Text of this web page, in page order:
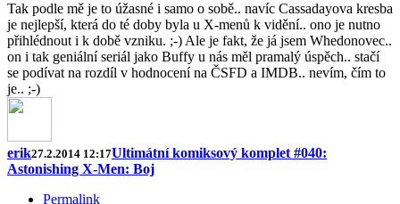
Tak podle mě je to úžasné i samo o sobě.. navíc Cassadayova kresba
je nejlepší, která do té doby byla u X-menů k vidění.. ono je nutno
přihlédnout i k době vzniku. ;-) Ale je fakt, že já jsem Whedonovec..
on i tak geniální seriál jako Buffy u nás měl pramalý úspěch.. stačí
se podívat na rozdíl v hodnocení na ČSFD a IMDB.. nevím, čím to
je.. ;-)
erik27.2.2014 12:17Ultimátní komiksový komplet #040:
Astonishing X-Men: Boj
Permalink